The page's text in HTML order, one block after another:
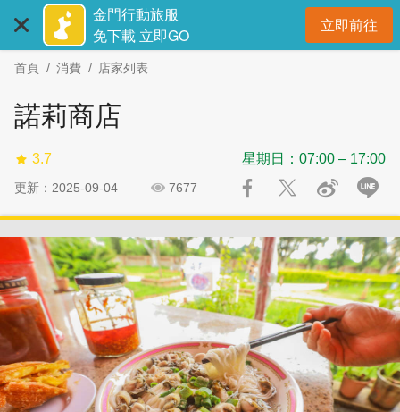
主
金門行動旅服
免下載 立即GO
立即前往開
首頁 消費 店家列表
諾莉商店
3.7 星期日：07:00 – 17:00
更新：2025-09-04 7677
社